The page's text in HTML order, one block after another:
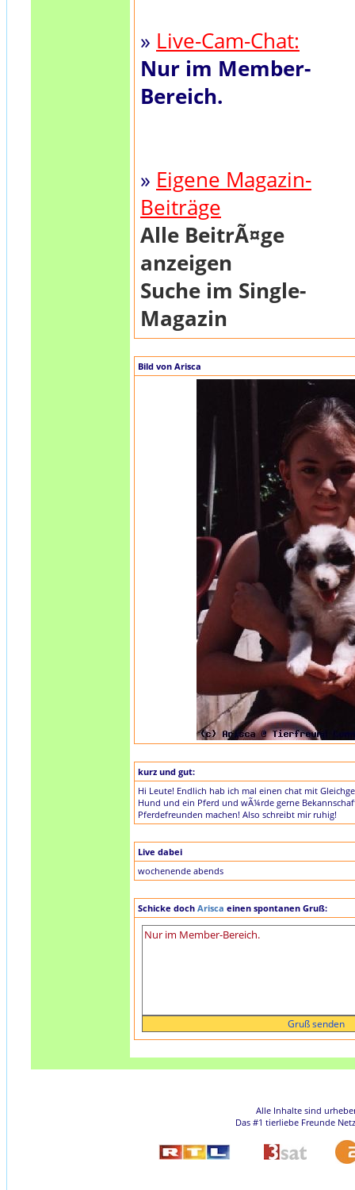
» Live-Cam-Chat:
Nur im Member-
Bereich.
» Eigene Magazin-
Beiträge
Alle BeitrÃ¤ge
anzeigen
Suche im Single-
Magazin
Bild von Arisca
kurz und gut:
Hi Leute! Endlich hab ich mal einen chat mit
Hund und ein Pferd und wÃ¼rde gerne
Pferdefreunden machen! Also schreibt mir ruhig!
Live dabei
wochenende abends
Schicke doch Arisca einen spontanen Gruß:
Alle Inhalte sind
Das #1 tierliebe Freunde